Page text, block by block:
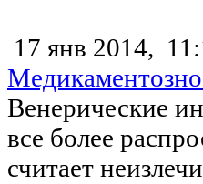
17 янв 2014,
Венерические
все более
считает